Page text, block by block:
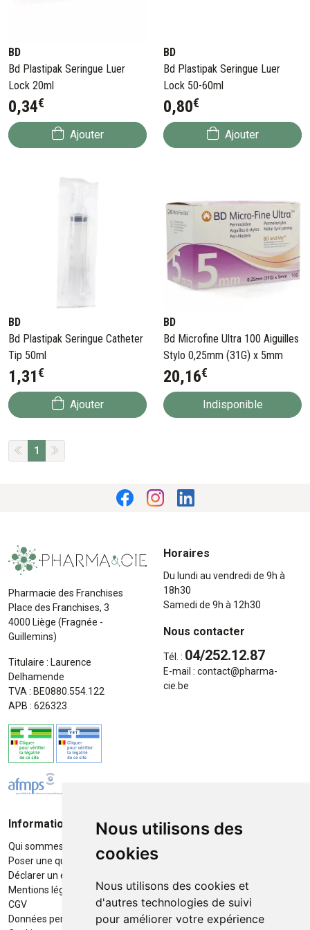
Nous utilisons des
cookies
Nous utilisons des cookies et
d'autres technologies de suivi
pour améliorer votre expérience
BD
Bd Plastipak Seringue Luer
Lock 20ml
0,34€
Ajouter
BD
Bd Plastipak Seringue Luer
Lock 50-60ml
0,80€
Ajouter
BD
Bd Plastipak Seringue Catheter
Tip 50ml
1,31€
Ajouter
BD
Bd Microfine Ultra 100 Aiguilles
Stylo 0,25mm (31G) x 5mm
20,16€
Indisponible
1
Pharmacie des Franchises
Place des Franchises, 3
4000 Liège (Fragnée -
Guillemins)
Titulaire : Laurence
Delhamende
TVA : BE0880.554.122
APB : 626323
Horaires
Du lundi au vendredi de 9h à
18h30
Samedi de 9h à 12h30
Nous contacter
Tél. : 04/252.12.87
E-mail : contact@pharma-
cie.be
Informations
Qui sommes-nous ?
Poser une question
Déclarer un effet indésirable
Mentions légales
CGV
Données personnelles
Moyens de paiement
Retrait / Livraison